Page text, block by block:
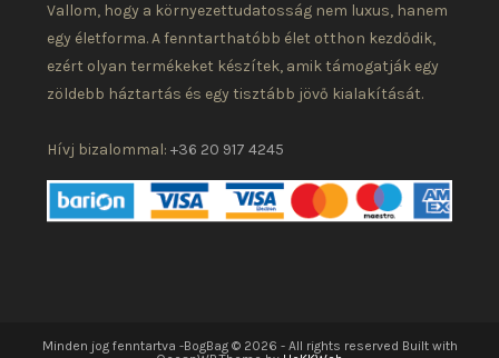
Vallom, hogy a környezettudatosság nem luxus, hanem
egy életforma. A fenntarthatóbb élet otthon kezdődik,
ezért olyan termékeket készítek, amik támogatják egy
zöldebb háztartás és egy tisztább jövő kialakítását.
Hívj bizalommal:+36 20 917 4245
Minden jog fenntartva -BogBag © 2026 - All rights reserved Built with